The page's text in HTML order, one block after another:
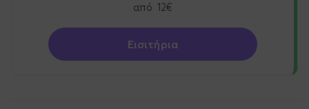
από 12€
Εισιτήρια